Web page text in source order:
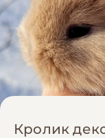
Кролик